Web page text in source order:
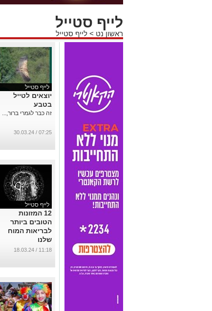
לייף סטייל
ראשון נט > לייף סטייל
לייף סטייל
יוצאים לטייל
בטבע
זה כבר לגמרי ברור,...
07:25 / 30.03.24
לייף סטייל
12 המזונות
הטובים ביותר
לבריאות המוח
שלנו
...
11:18 / 18.03.24